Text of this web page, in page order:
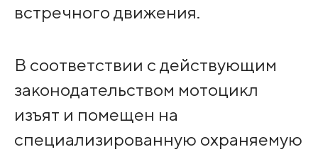
встречного движения.
В соответствии с действующим
законодательством мотоцикл
изъят и помещен на
специализированную охраняемую